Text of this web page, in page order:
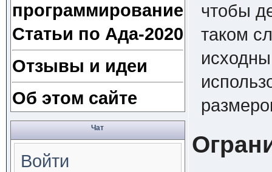
программирование
Статьи по Ада-2020
Отзывы и идеи
Об этом сайте
Чат
Войти
чтобы
таком